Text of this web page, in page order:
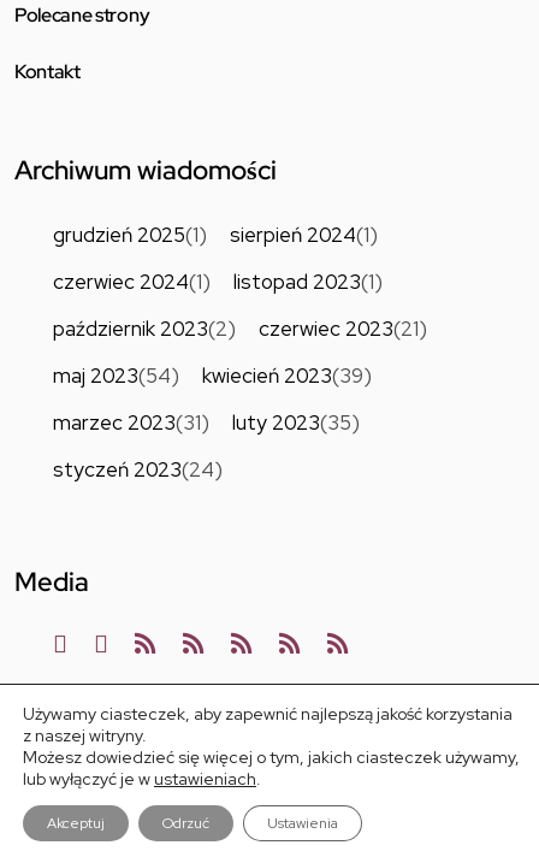
Polecane strony
Kontakt
Archiwum wiadomości
grudzień 2025(1) sierpień 2024(1)
czerwiec 2024(1) listopad 2023(1)
październik 2023(2) czerwiec 2023(21)
maj 2023(54) kwiecień 2023(39)
marzec 2023(31) luty 2023(35)
styczeń 2023(24)
Media
STREFA LICENCJI 2023
Używamy ciasteczek, aby zapewnić najlepszą jakość korzystania
z naszej witryny.
Możesz dowiedzieć się więcej o tym, jakich ciasteczek używamy,
lub wyłączyć je w ustawieniach.
Akceptuj Odrzuć Ustawienia